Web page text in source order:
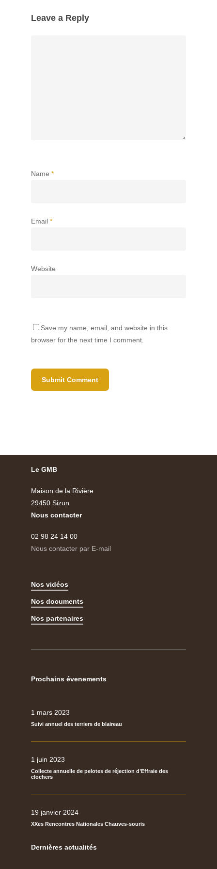
Leave a Reply
Name *
Email *
Website
Save my name, email, and website in this
browser for the next time I comment.
Le GMB
Maison de la Rivière
29450 Sizun
Nous contacter
02 98 24 14 00
Nous contacter par E-mail
Nos vidéos
Nos documents
Nos partenaires
Prochains évenements
1 mars 2023
Suivi annuel des terriers de blaireau
1 juin 2023
Collecte annuelle de pelotes de réjection d’Effraie des
clochers
19 janvier 2024
XXes Rencontres Nationales Chauves-souris
Dernières actualités